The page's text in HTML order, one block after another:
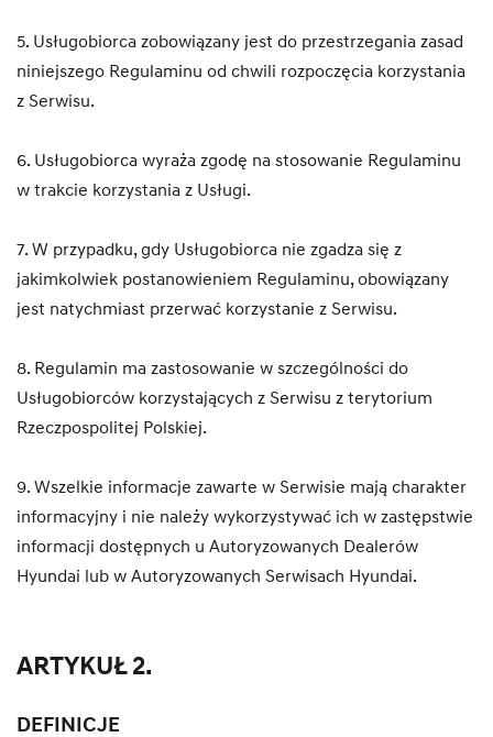
5. Usługobiorca zobowiązany jest do przestrzegania zasad
niniejszego Regulaminu od chwili rozpoczęcia korzystania
z Serwisu.
6. Usługobiorca wyraża zgodę na stosowanie Regulaminu
w trakcie korzystania z Usługi.
7. W przypadku, gdy Usługobiorca nie zgadza się z
jakimkolwiek postanowieniem Regulaminu, obowiązany
jest natychmiast przerwać korzystanie z Serwisu.
8. Regulamin ma zastosowanie w szczególności do
Usługobiorców korzystających z Serwisu z terytorium
Rzeczpospolitej Polskiej.
9. Wszelkie informacje zawarte w Serwisie mają charakter
informacyjny i nie należy wykorzystywać ich w zastępstwie
informacji dostępnych u Autoryzowanych Dealerów
Hyundai lub w Autoryzowanych Serwisach Hyundai.
ARTYKUŁ 2.
DEFINICJE